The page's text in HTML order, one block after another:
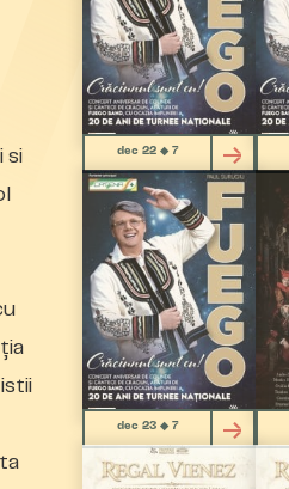
si
dec 22 ◆ 7
dec 23 ◆ 7